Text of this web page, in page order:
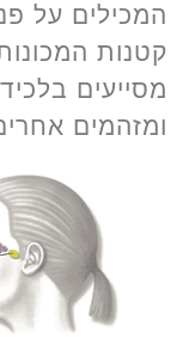
המכילים על
מסייעים
ומזהמים